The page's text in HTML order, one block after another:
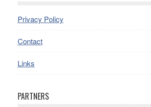
Privacy Policy
Contact
Links
PARTNERS